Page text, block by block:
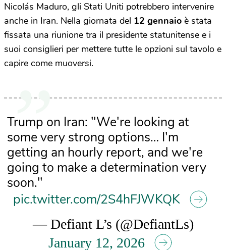
Nicolás Maduro, gli Stati Uniti potrebbero intervenire
anche in Iran. Nella giornata del 12 gennaio è stata
fissata una riunione tra il presidente statunitense e i
suoi consiglieri per mettere tutte le opzioni sul tavolo e
capire come muoversi.
Trump on Iran: "We're looking at
some very strong options… I'm
getting an hourly report, and we're
going to make a determination very
soon."
pic.twitter.com/2S4hFJWKQK
— Defiant L’s (@DefiantLs)
January 12, 2026